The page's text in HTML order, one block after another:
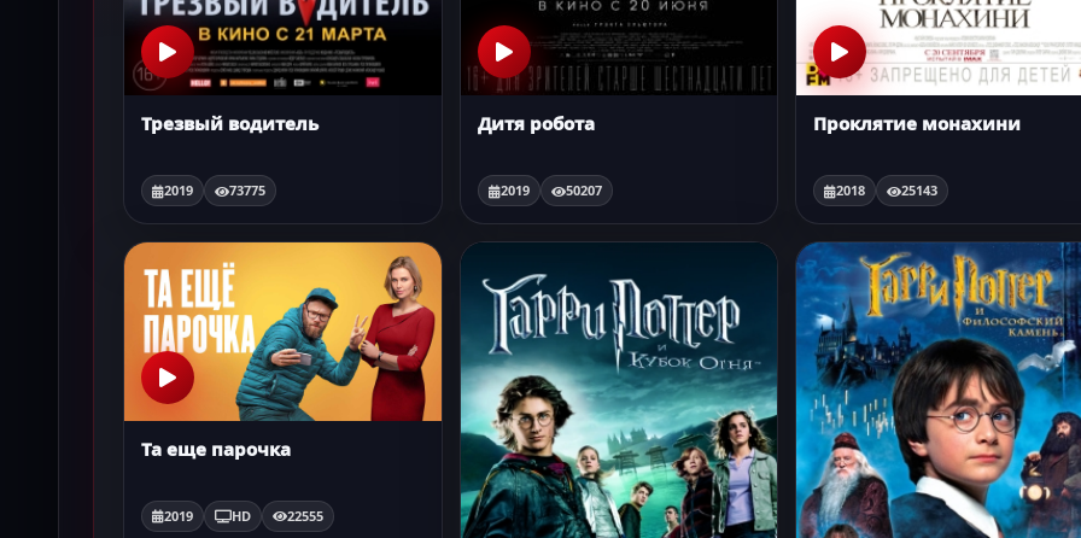
Трезвый водитель
2019 73775
Дитя робота
2019 50207
Проклятие монахини
2018 25143
Та еще парочка
2019 HD 22555